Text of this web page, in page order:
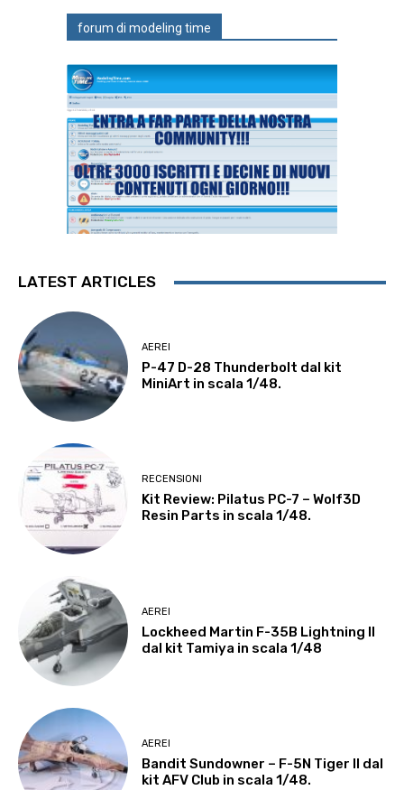
forum di modeling time
LATEST ARTICLES
AEREI
P-47 D-28 Thunderbolt dal kit
MiniArt in scala 1/48.
RECENSIONI
Kit Review: Pilatus PC-7 – Wolf3D
Resin Parts in scala 1/48.
AEREI
Lockheed Martin F-35B Lightning II
dal kit Tamiya in scala 1/48
AEREI
Bandit Sundowner – F-5N Tiger II dal
kit AFV Club in scala 1/48.